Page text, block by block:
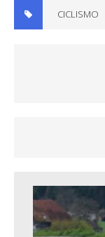
CICLISMO